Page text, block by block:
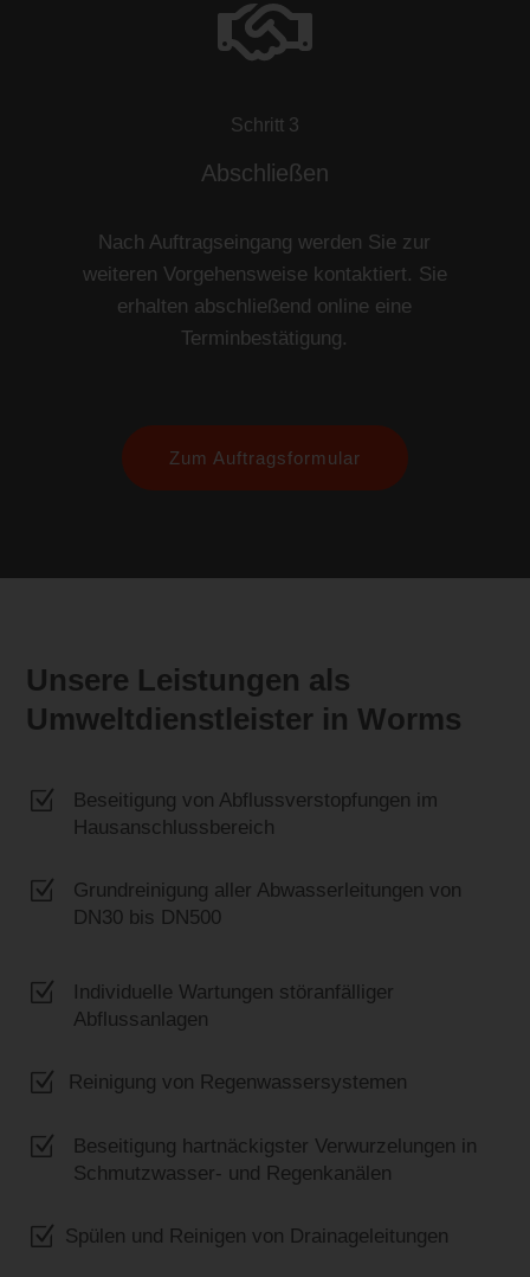
Schritt 3
Abschließen
Nach Auftragseingang werden Sie zur
weiteren Vorgehensweise kontaktiert. Sie
erhalten abschließend online eine
Terminbestätigung.
Zum Auftragsformular
Unsere Leistungen als
Umweltdienstleister in Worms
Z
Beseitigung von Abflussverstopfungen im
Hausanschlussbereich
Z
Grundreinigung aller Abwasserleitungen von
DN30 bis DN500
Z
Individuelle Wartungen störanfälliger
Abflussanlagen
Z Reinigung von Regenwassersystemen
Z
Beseitigung hartnäckigster Verwurzelungen in
Schmutzwasser- und Regenkanälen
Z Spülen und Reinigen von Drainageleitungen